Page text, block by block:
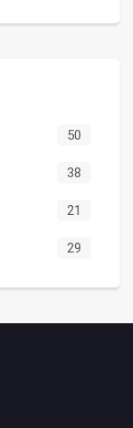
50
38
21
29